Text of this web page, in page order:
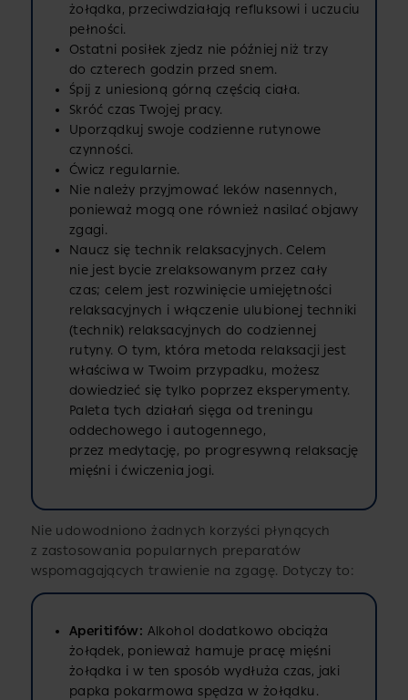
żołądka, przeciwdziałają refluksowi i uczuciu
pełności.
Ostatni posiłek zjedz nie później niż trzy
do czterech godzin przed snem.
Śpij z uniesioną górną częścią ciała.
Skróć czas Twojej pracy.
Uporządkuj swoje codzienne rutynowe
czynności.
Ćwicz regularnie.
Nie należy przyjmować leków nasennych,
ponieważ mogą one również nasilać objawy
zgagi.
Naucz się technik relaksacyjnych. Celem
nie jest bycie zrelaksowanym przez cały
czas; celem jest rozwinięcie umiejętności
relaksacyjnych i włączenie ulubionej techniki
(technik) relaksacyjnych do codziennej
rutyny. O tym, która metoda relaksacji jest
właściwa w Twoim przypadku, możesz
dowiedzieć się tylko poprzez eksperymenty.
Paleta tych działań sięga od treningu
oddechowego i autogennego,
przez medytację, po progresywną relaksację
mięśni i ćwiczenia jogi.
Nie udowodniono żadnych korzyści płynących
z zastosowania popularnych preparatów
wspomagających trawienie na zgagę. Dotyczy to:
Aperitifów: Alkohol dodatkowo obciąża
żołądek, ponieważ hamuje pracę mięśni
żołądka i w ten sposób wydłuża czas, jaki
papka pokarmowa spędza w żołądku.